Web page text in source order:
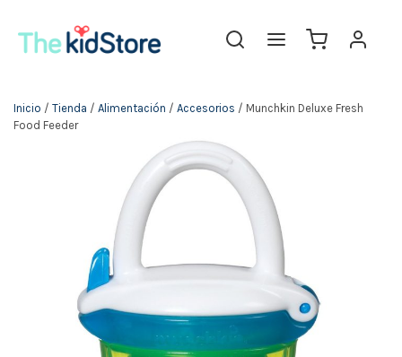
Inicio / Tienda / Alimentación / Accesorios / Munchkin Deluxe Fresh
Food Feeder